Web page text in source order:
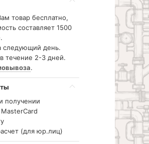
товар бесплатно,
составляет 1500
следующий день.
течение 2-3 дней.
.
получении
(для юр.лиц)